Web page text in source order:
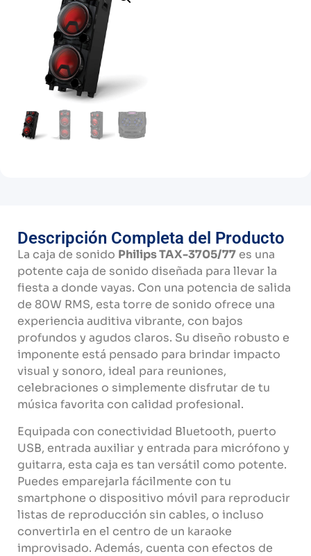
Descripción Completa del Producto
La caja de sonido PhilipsTAX-3705/77 es una
potente caja de sonido diseñada para llevar la
fiesta a donde vayas. Con una potencia de salida
de 80W RMS, esta torre de sonido ofrece una
experiencia auditiva vibrante, con bajos
profundos y agudos claros. Su diseño robusto e
imponente está pensado para brindar impacto
visual y sonoro, ideal para reuniones,
celebraciones o simplemente disfrutar de tu
música favorita con calidad profesional.
Equipada con conectividad Bluetooth, puerto
USB, entrada auxiliar y entrada para micrófono y
guitarra, esta caja es tan versátil como potente.
Puedes emparejarla fácilmente con tu
smartphone o dispositivo móvil para reproducir
listas de reproducción sin cables, o incluso
convertirla en el centro de un karaoke
improvisado. Además, cuenta con efectos de